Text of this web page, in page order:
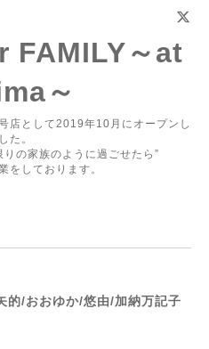
FAMILY～at
～
店として2019年10月にオープンし
た。
の家族のように過ごせたら”
をしております。
/おおゆか/悠由/加納万記子